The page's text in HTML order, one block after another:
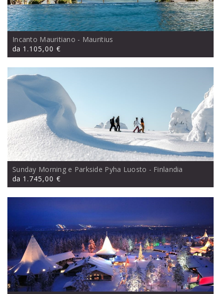
Incanto Mauritiano - Mauritius
da 1.105,00 €
Sunday Morning e Parkside Pyha Luosto - Finlandia
da 1.745,00 €